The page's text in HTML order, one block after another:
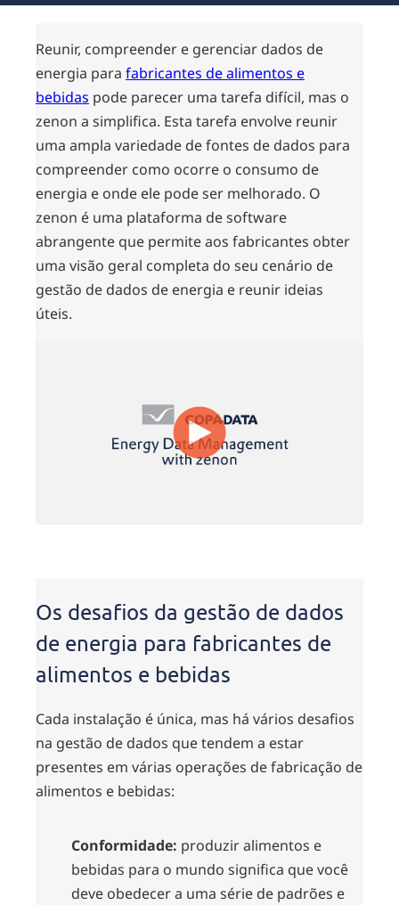
Reunir, compreender e gerenciar dados de
energia para fabricantes de alimentos e
bebidas pode parecer uma tarefa difícil, mas o
zenon a simplifica. Esta tarefa envolve reunir
uma ampla variedade de fontes de dados para
compreender como ocorre o consumo de
energia e onde ele pode ser melhorado. O
zenon é uma plataforma de software
abrangente que permite aos fabricantes obter
uma visão geral completa do seu cenário de
gestão de dados de energia e reunir ideias
úteis.
Os desafios da gestão de dados
de energia para fabricantes de
alimentos e bebidas
Cada instalação é única, mas há vários desafios
na gestão de dados que tendem a estar
presentes em várias operações de fabricação de
alimentos e bebidas:
Conformidade: produzir alimentos e
bebidas para o mundo significa que você
deve obedecer a uma série de padrões e